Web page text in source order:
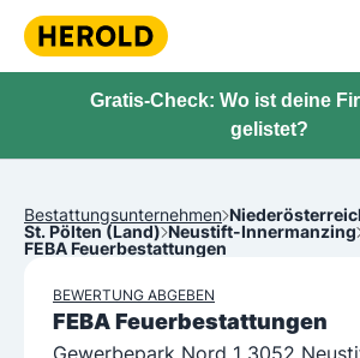
Gratis-Check: Wo ist deine
gelistet?
Bestattungsunternehmen
St. Pölten (Land) Neustift-Innermanzing
FEBA Feuerbestattungen
BEWERTUNG ABGEBEN
FEBA Feuerbestattungen
Gewerbepark Nord 1 3052